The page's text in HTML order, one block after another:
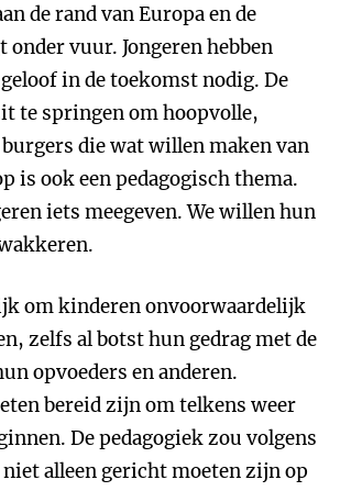
de rand van Europa en de
vuur. Jongeren hebben
in de toekomst nodig. De
te springen om hoopvolle,
die wat willen maken van
is ook een pedagogisch thema.
iets meegeven. We willen hun
om kinderen onvoorwaardelijk
zelfs al botst hun gedrag met de
opvoeders en anderen.
bereid zijn om telkens weer
De pedagogiek zou volgens
alleen gericht moeten zijn op